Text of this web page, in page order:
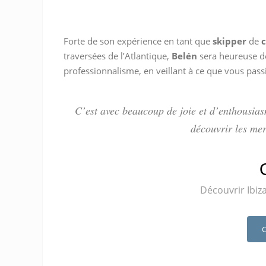
nous ont fait découvrir tout le
plus limpide d'Ibiza!! Ils
respectueux de
souvenirs
voile, respectueux de
esprit ouvert et très
approche pleine
que cela: un arrêt dans une
snorkeling et des infos
et nous ont fait découvrir de
fait partager le
Forte de son expérience en tant que skipperde
traversées de l’Atlantique, Belén sera heureuse
professionnalisme, en veillant à ce que vous
C’est avec beaucoup de joie et
découvrir les
Découvrir